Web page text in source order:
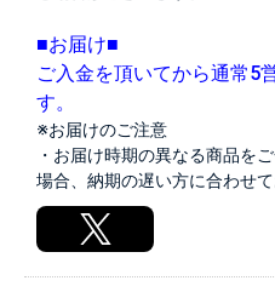
■お届け■
ご入金を頂いてから通常5
す。
※お届けのご注意
・お届け時期の異なる商品を
場合、納期の遅い方に合わせ